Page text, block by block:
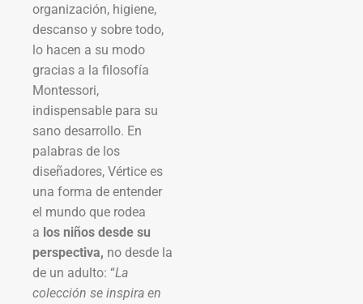
organización, higiene,
descanso y sobre todo,
lo hacen a su modo
gracias a la filosofía
Montessori,
indispensable para su
sano desarrollo. En
palabras de los
diseñadores, Vértice es
una forma de entender
el mundo que rodea
a los niños desde su
perspectiva, no desde la
de un adulto: “La
colección se inspira en